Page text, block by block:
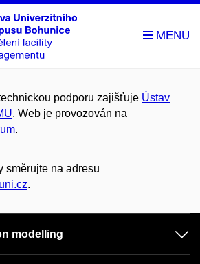
podporu zajišťuje Ústav
. Web je provozován na
.
směrujte na adresu
.
modelling